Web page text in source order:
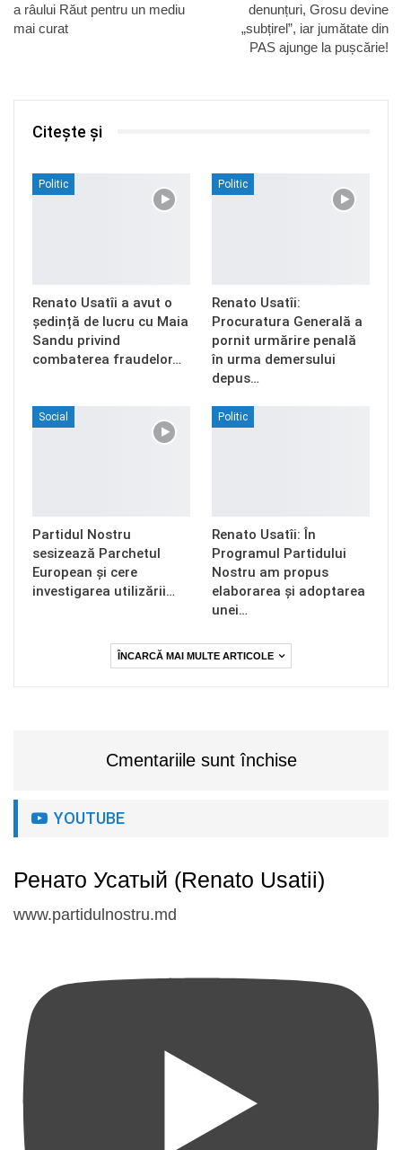
a râului Răut pentru un mediu
mai curat
denunțuri, Grosu devine
„subțirel”, iar jumătate din
PAS ajunge la pușcărie!
Citește și
Politic
Renato Usatîi a avut o
ședință de lucru cu Maia
Sandu privind
combaterea fraudelor…
Politic
Renato Usatîi:
Procuratura Generală a
pornit urmărire penală
în urma demersului
depus…
Social
Partidul Nostru
sesizează Parchetul
European și cere
investigarea utilizării…
Politic
Renato Usatîi: În
Programul Partidului
Nostru am propus
elaborarea și adoptarea
unei…
ÎNCARCĂ MAI MULTE ARTICOLE
Cmentariile sunt închise
YOUTUBE
Ренато Усатый (Renato Usatii)
www.partidulnostru.md